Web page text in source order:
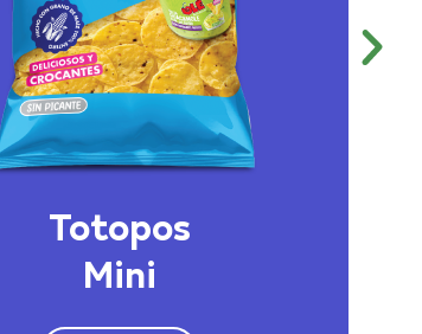
Totopos
Mini